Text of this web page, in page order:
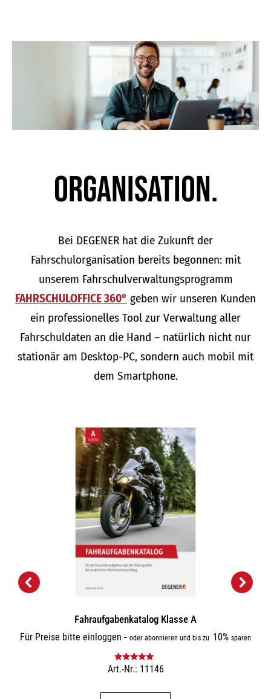
Organisation.
Bei DEGENER hat die Zukunft der
Fahrschulorganisation bereits begonnen: mit
unserem Fahrschulverwaltungsprogramm
FAHRSCHULOFFICE 360° geben wir unseren Kunden
ein professionelles Tool zur Verwaltung aller
Fahrschuldaten an die Hand – natürlich nicht nur
stationär am Desktop-PC, sondern auch mobil mit
dem Smartphone.
Fahraufgabenkatalog Klasse A
Für Preise bitte einloggen – oder abonnieren und bis zu 10% sparen
Bewertet mit
Art.-Nr.: 11146